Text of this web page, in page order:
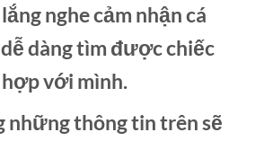
nghe cảm nhận cá
dễ dàng tìm được chiếc
với mình.
những thông tin trên sẽ